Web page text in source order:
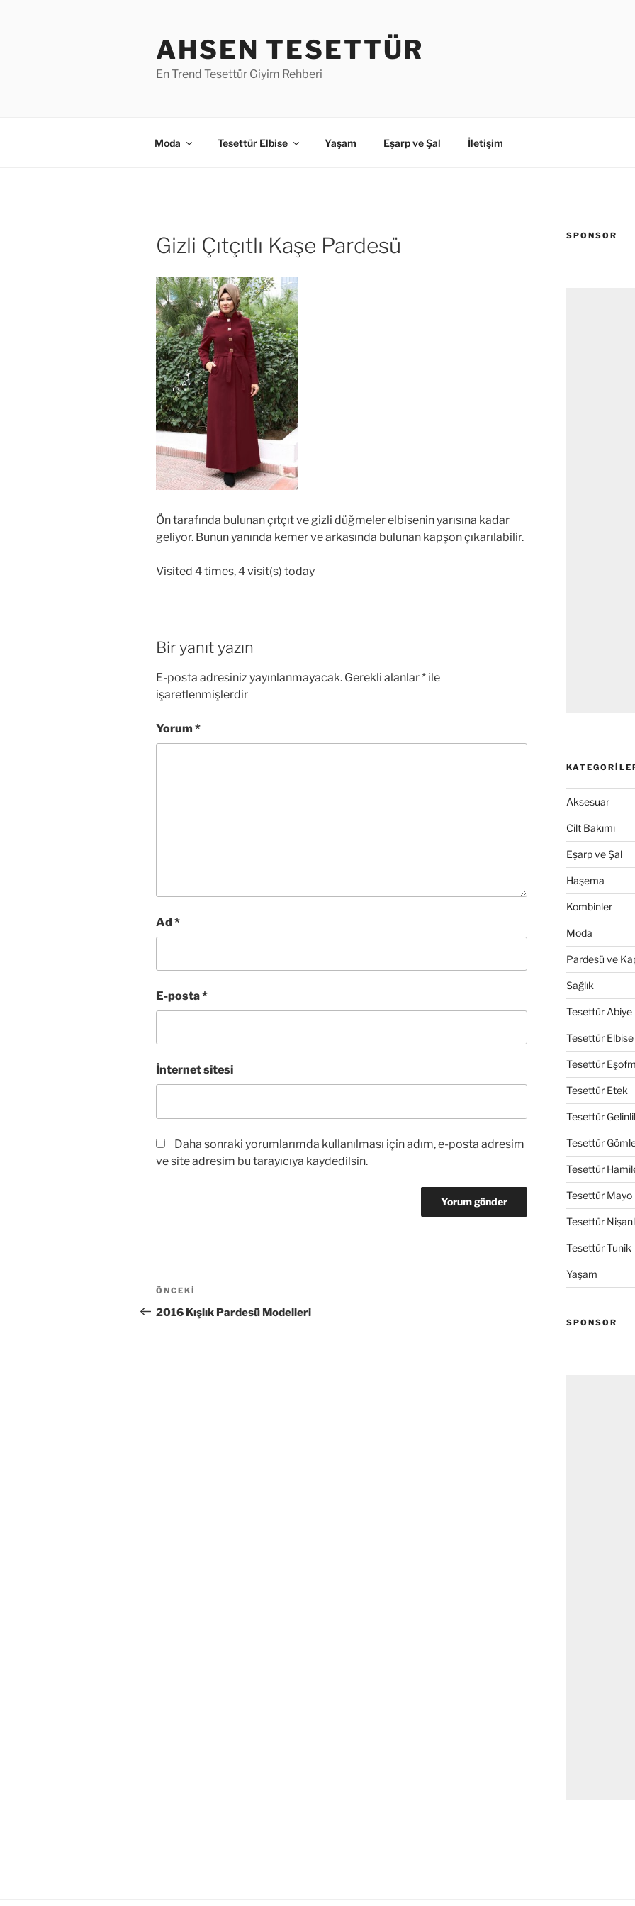
AHSEN TESETTÜR
En Trend Tesettür Giyim Rehberi
Moda Tesettür Elbise Yaşam Eşarp ve Şal İletişim
Gizli Çıtçıtlı Kaşe Pardesü
Ön tarafında bulunan çıtçıt ve gizli düğmeler elbisenin yarısına kadar
geliyor. Bunun yanında kemer ve arkasında bulunan kapşon çıkarılabilir.
Visited 4 times, 4 visit(s) today
Bir yanıt yazın
E-posta adresiniz yayınlanmayacak. Gerekli alanlar* ile
işaretlenmişlerdir
Yorum *
Ad *
E-posta*
İnternet sitesi
Daha sonraki yorumlarımda kullanılması için adım, e-posta adresim
ve site adresim bu tarayıcıya kaydedilsin.
Yazı
gezinmesi
Önceki
Yazı
ÖNCEKI
2016 Kışlık Pardesü Modelleri
SPONSOR
Aksesuar
Cilt Bakımı
Eşarp ve Şal
Haşema
Kombinler
Moda
Pardesü ve
Sağlık
Tesettür Abiye
Tesettür Elbise
Tesettür
Tesettür Etek
Tesettür
Tesettür
Tesettür
Tesettür Mayo
Tesettür
Tesettür Tunik
Yaşam
SPONSOR